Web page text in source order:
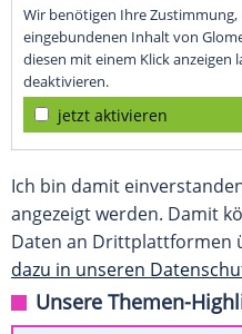
Wir benötigen Ihre
eingebundenen Inhalt von
diesen mit einem Klick anzeigen
deaktivieren.
jetzt aktivieren
Ich bin damit
angezeigt werden. Damit
Daten an Drittplattformen
dazu in unseren
Unsere Themen-